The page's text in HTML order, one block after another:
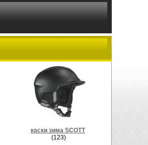
каски зима SCOTT
(123)